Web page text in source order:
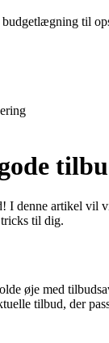
til
I denne artikel
til dig.
øje med
tilbud, der